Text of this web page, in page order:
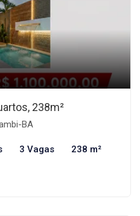
238m²
BA
3 Vagas 238 m²